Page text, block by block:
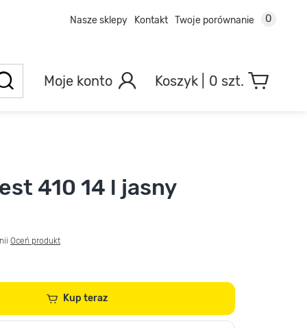
Nasze sklepy Kontakt Twoje porównanie 0
Moje konto 0 szt.
410 14 l jasny
Oceń produkt
Kup teraz